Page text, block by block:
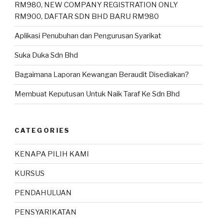
RM980, NEW COMPANY REGISTRATION ONLY
RM900, DAFTAR SDN BHD BARU RM980
Aplikasi Penubuhan dan Pengurusan Syarikat
Suka Duka Sdn Bhd
Bagaimana Laporan Kewangan Beraudit Disediakan?
Membuat Keputusan Untuk Naik Taraf Ke Sdn Bhd
CATEGORIES
KENAPA PILIH KAMI
KURSUS
PENDAHULUAN
PENSYARIKATAN